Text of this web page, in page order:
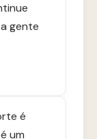
gente
é
um